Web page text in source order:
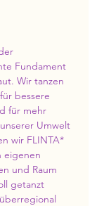
Fundament
Wir tanzen
bessere
für mehr
Umwelt
wir FLINTA*
eigenen
und Raum
getanzt